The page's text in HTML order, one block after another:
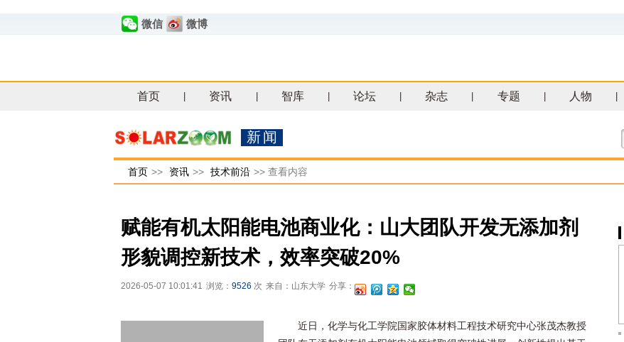
微信 微博
首页 资讯 智库 论坛 杂志 专题 人物
新闻
首页 >> 资讯 >> 技术前沿 >> 查看内容
赋能有机太阳能电池商业化：山大团队开发无添加剂
形貌调控新技术，效率突破20%
2026-05-07 10:01:41 浏览： 9526 次 来自：山东大学 分享：
近日，化学与化工学院国家胶体材料工程技术研究中心张茂杰教授